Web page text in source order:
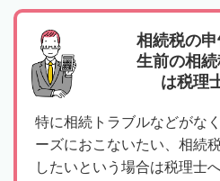
相続税の申
生前の相
は税理
特に相続トラブルなどがな
ーズにおこないたい、相続
したいという場合は税理士